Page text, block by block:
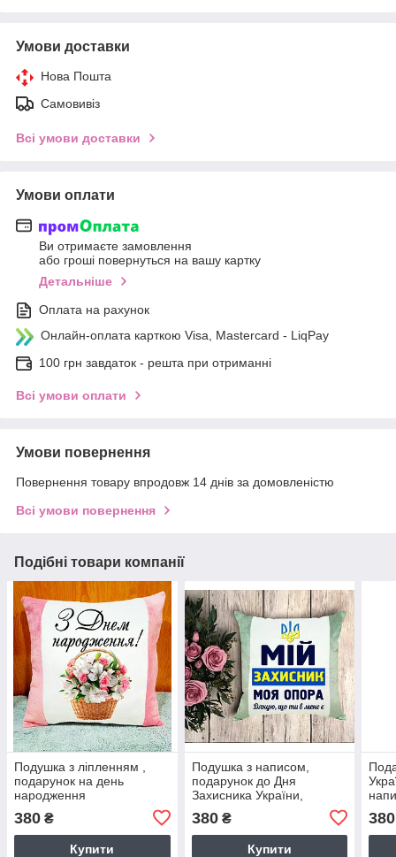
Умови доставки
Нова Пошта
Самовивіз
Всі умови доставки
Умови оплати
Ви отримаєте замовлення
або гроші повернуться на вашу картку
Детальніше
Оплата на рахунок
Онлайн-оплата карткою Visa, Mastercard - LiqPay
100 грн завдаток - решта при отриманні
Всі умови оплати
Умови повернення
Повернення товару впродовж 14 днів за домовленістю
Всі умови повернення
Подібні товари компанії
Подушка з ліпленням ,
подарунок на день
народження
380 ₴
Купити
Подушка з написом,
подарунок до Дня
Захисника України,
подарунок на 14 жовтня.
Колір подушки - СІРИЙ
380₴
Купити
380